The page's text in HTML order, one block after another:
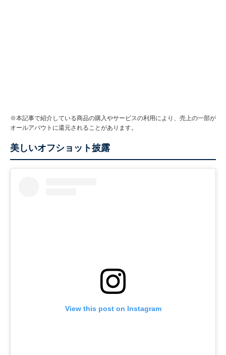
※本記事で紹介している商品の購入やサービスの利用により、売上の一部が
オールアバウトに還元されることがあります。
美しいオフショット披露
View this post on Instagram